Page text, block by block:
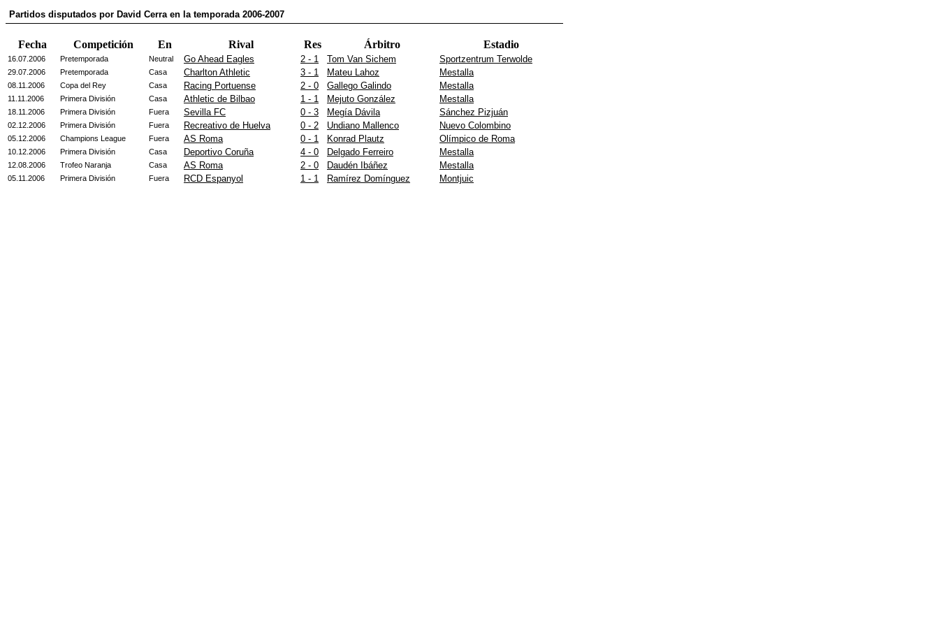
Partidos disputados por David Cerra en la temporada 2006-2007
Fecha Competición En Rival Res Árbitro Estadio
16.07.2006 Pretemporada Neutral Go Ahead Eagles 2 - 1 Tom Van Sichem Sportzentrum Terwolde
29.07.2006 Pretemporada Casa Charlton Athletic 3 - 1 Mateu Lahoz Mestalla
08.11.2006 Copa del Rey Casa Racing Portuense 2 - 0 Gallego Galindo Mestalla
11.11.2006 Primera División Casa Athletic de Bilbao 1 - 1 Mejuto González Mestalla
18.11.2006 Primera División Fuera Sevilla FC 0 - 3 Megía Dávila Sánchez Pizjuán
02.12.2006 Primera División Fuera Recreativo de Huelva 0 - 2 Undiano Mallenco Nuevo Colombino
05.12.2006 Champions League Fuera AS Roma 0 - 1 Konrad Plautz Olímpico de Roma
10.12.2006 Primera División Casa Deportivo Coruña 4 - 0 Delgado Ferreiro Mestalla
12.08.2006 Trofeo Naranja Casa AS Roma 2 - 0 Daudén Ibáñez Mestalla
05.11.2006 Primera División Fuera RCD Espanyol 1 - 1 Ramírez Domínguez Montjuic